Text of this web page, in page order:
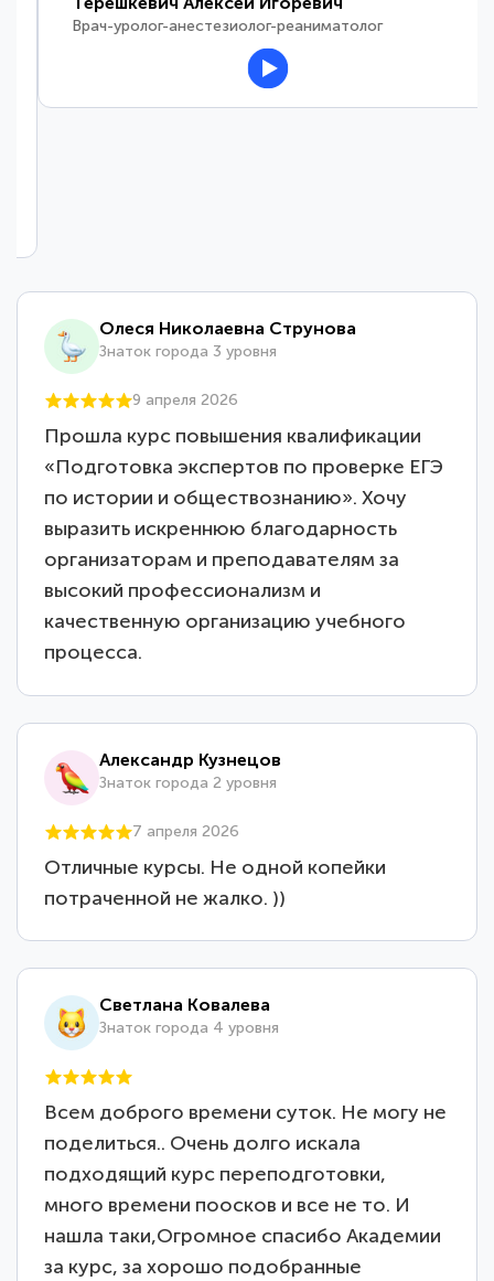
Врач-уролог-анестезиолог-реаниматолог
Олеся Николаевна Струнова
Знаток города 3 уровня
9 апреля 2026
Прошла курс повышения квалификации
«Подготовка экспертов по проверке ЕГЭ
по истории и обществознанию». Хочу
выразить искреннюю благодарность
организаторам и преподавателям за
высокий профессионализм и
качественную организацию учебного
процесса.
Александр Кузнецов
Знаток города 2 уровня
7 апреля 2026
Отличные курсы. Не одной копейки
потраченной не жалко. ))
Светлана Ковалева
Знаток города 4 уровня
Всем доброго времени суток. Не могу не
поделиться.. Очень долго искала
подходящий курс переподготовки,
много времени поосков и все не то. И
нашла таки,Огромное спасибо Академии
за курс, за хорошо подобранные